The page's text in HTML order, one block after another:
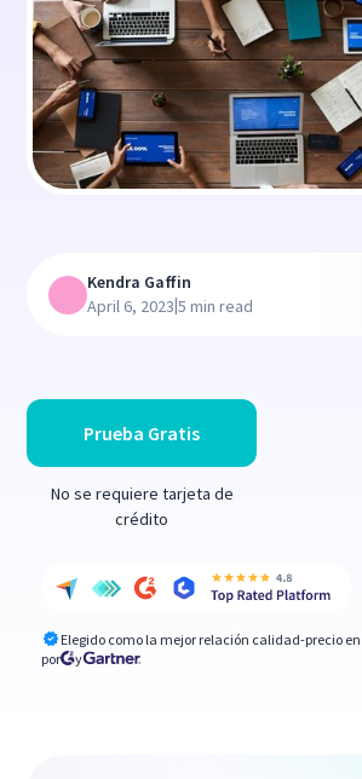
Prueba Gratis
No se requiere tarjeta de
crédito
Elegido como la mejor relación calidad-precio en
por
y
Kendra Gaffin
April 6, 2023|5 min read